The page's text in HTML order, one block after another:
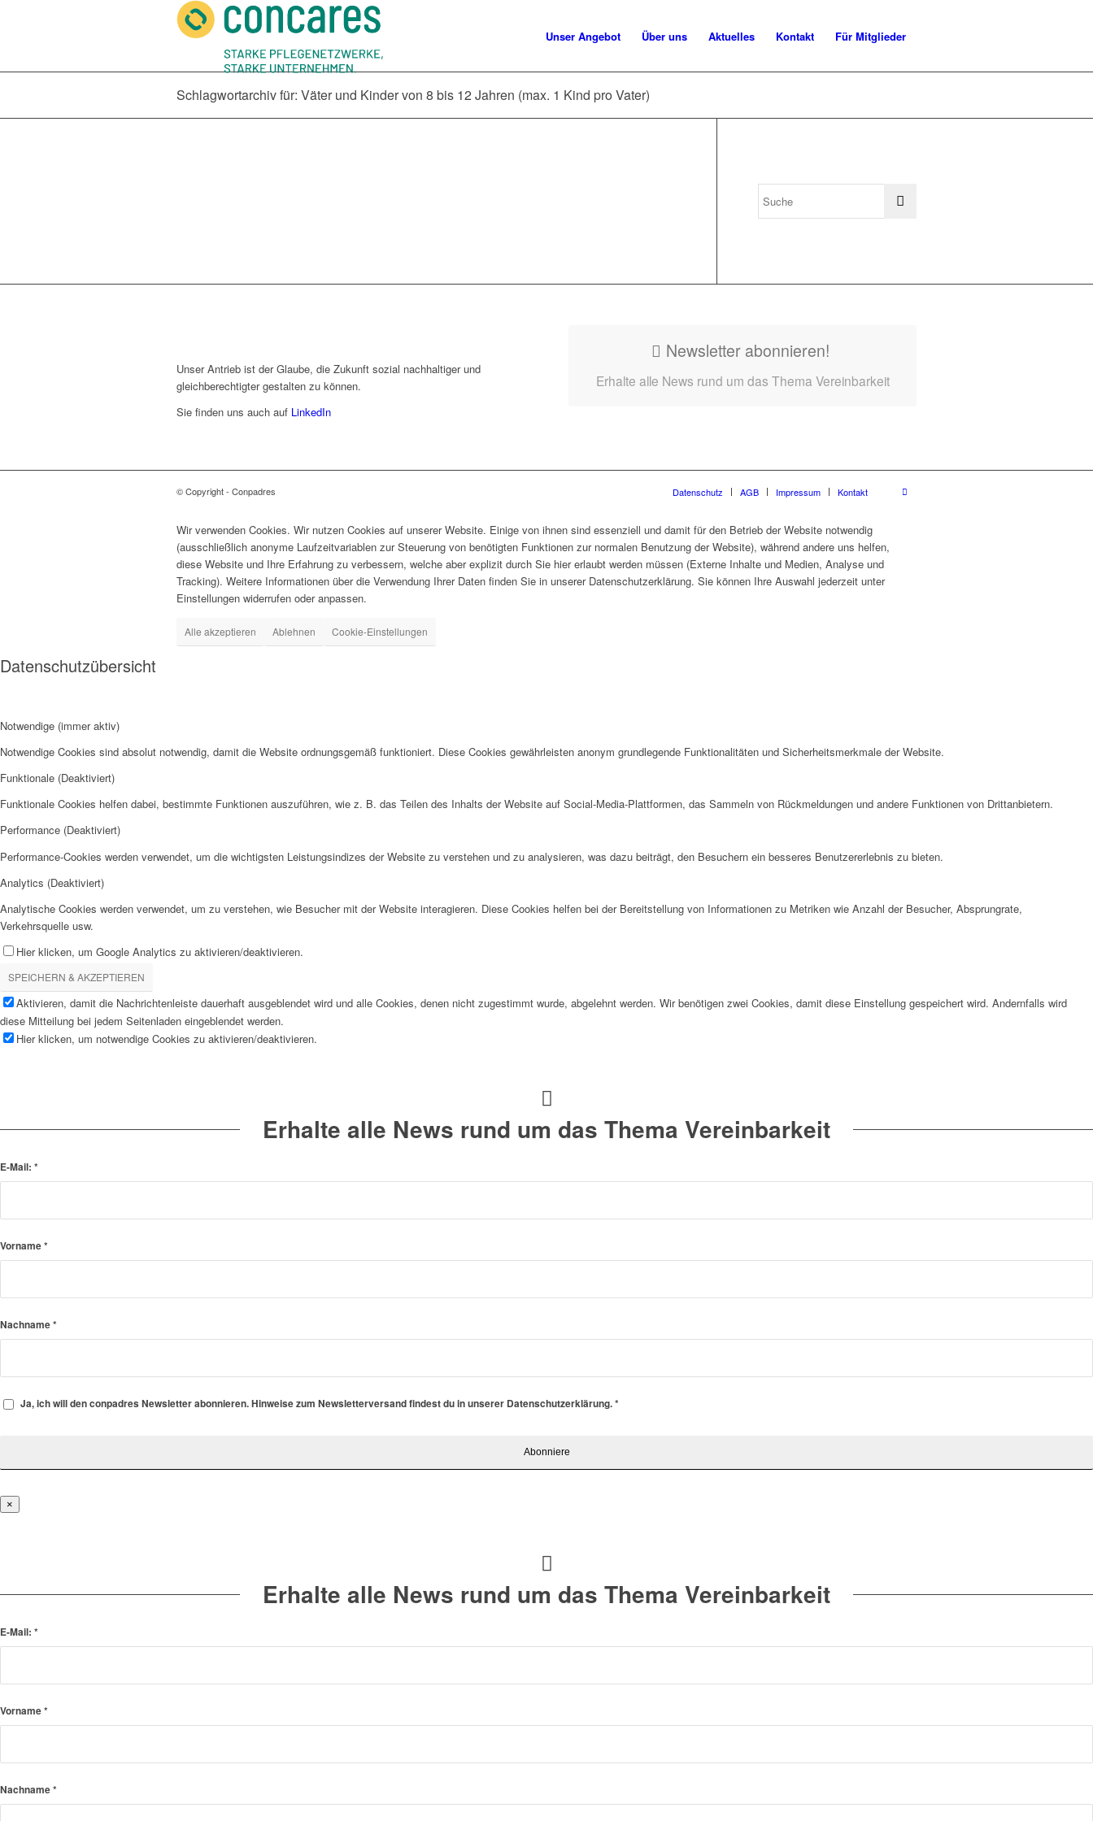
Unser Angebot Über uns Aktuelles Kontakt Für Mitglieder
Schlagwortarchiv für: Väter und Kinder von 8 bis 12 Jahren (max. 1 Kind pro Vater)
Unser Antrieb ist der Glaube, die Zukunft sozial nachhaltiger und
gleichberechtigter gestalten zu können.
Sie finden uns auch auf LinkedIn
Newsletter abonnieren!
Erhalte alle News rund um das Thema Vereinbarkeit
© Copyright - Conpadres Datenschutz AGB Impressum Kontakt
Wir verwenden Cookies. Wir nutzen Cookies auf unserer Website. Einige von ihnen sind essenziell und damit für den Betrieb der Website notwendig
(ausschließlich anonyme Laufzeitvariablen zur Steuerung von benötigten Funktionen zur normalen Benutzung der Website), während andere uns helfen,
diese Website und Ihre Erfahrung zu verbessern, welche aber explizit durch Sie hier erlaubt werden müssen (Externe Inhalte und Medien, Analyse und
Tracking). Weitere Informationen über die Verwendung Ihrer Daten finden Sie in unserer Datenschutzerklärung. Sie können Ihre Auswahl jederzeit unter
Einstellungen widerrufen oder anpassen.
Alle akzeptieren Ablehnen Cookie-Einstellungen
Datenschutzübersicht
Notwendige (immer aktiv)
Notwendige Cookies sind absolut notwendig, damit die Website ordnungsgemäß funktioniert. Diese Cookies gewährleisten anonym grundlegende Funktionalitäten und Sicherheitsmerkmale der Website.
Funktionale (Deaktiviert)
Funktionale Cookies helfen dabei, bestimmte Funktionen auszuführen, wie z. B. das Teilen des Inhalts der Website auf Social-Media-Plattformen, das Sammeln von Rückmeldungen und andere Funktionen von Drittanbietern.
Performance (Deaktiviert)
Performance-Cookies werden verwendet, um die wichtigsten Leistungsindizes der Website zu verstehen und zu analysieren, was dazu beiträgt, den Besuchern ein besseres Benutzererlebnis zu bieten.
Analytics (Deaktiviert)
Analytische Cookies werden verwendet, um zu verstehen, wie Besucher mit der Website interagieren. Diese Cookies helfen bei der Bereitstellung von Informationen zu Metriken wie Anzahl der Besucher, Absprungrate,
Verkehrsquelle usw.
Hier klicken, um Google Analytics zu aktivieren/deaktivieren.
SPEICHERN & AKZEPTIEREN
Aktivieren, damit die Nachrichtenleiste dauerhaft ausgeblendet wird und alle Cookies, denen nicht zugestimmt wurde, abgelehnt werden. Wir benötigen zwei Cookies, damit diese Einstellung gespeichert wird. Andernfalls wird
diese Mitteilung bei jedem Seitenladen eingeblendet werden.
Hier klicken, um notwendige Cookies zu aktivieren/deaktivieren.
Erhalte alle News rund um das Thema Vereinbarkeit
E-Mail: *
Vorname*
Nachname*
Ja, ich will den conpadres Newsletter abonnieren. Hinweise zum Newsletterversand findest du in unserer Datenschutzerklärung.*
×
Erhalte alle News rund um das Thema Vereinbarkeit
E-Mail: *
Vorname*
Nachname*